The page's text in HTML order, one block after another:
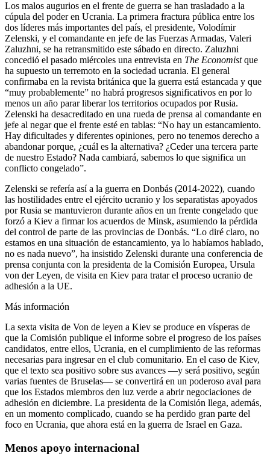
Los malos augurios en el frente de guerra se han trasladado a la
cúpula del poder en Ucrania. La primera fractura pública entre los
dos líderes más importantes del país, el presidente, Volodímir
Zelenski, y el comandante en jefe de las Fuerzas Armadas, Valeri
Zaluzhni, se ha retransmitido este sábado en directo. Zaluzhni
concedió el pasado miércoles una entrevista en The Economistque
ha supuesto un terremoto en la sociedad ucrania. El general
confirmaba en la revista británica que la guerra está estancada y que
“muy probablemente” no habrá progresos significativos en por lo
menos un año parar liberar los territorios ocupados por Rusia.
Zelenski ha desacreditado en una rueda de prensa al comandante en
jefe al negar que el frente esté en tablas: “No hay un estancamiento.
Hay dificultades y diferentes opiniones, pero no tenemos derecho a
abandonar porque, ¿cuál es la alternativa? ¿Ceder una tercera parte
de nuestro Estado? Nada cambiará, sabemos lo que significa un
conflicto congelado”.
Zelenski se refería así a la guerra en Donbás (2014-2022), cuando
las hostilidades entre el ejército ucranio y los separatistas apoyados
por Rusia se mantuvieron durante años en un frente congelado que
forzó a Kiev a firmar los acuerdos de Minsk, asumiendo la pérdida
del control de parte de las provincias de Donbás. “Lo diré claro, no
estamos en una situación de estancamiento, ya lo habíamos hablado,
no es nada nuevo”, ha insistido Zelenski durante una conferencia de
prensa conjunta con la presidenta de la Comisión Europea, Ursula
von der Leyen, de visita en Kiev para tratar el proceso ucranio de
adhesión a la UE.
Más información
La sexta visita de Von de leyen a Kiev se produce en vísperas de
que la Comisión publique el informe sobre el progreso de los países
candidatos, entre ellos, Ucrania, en el cumplimiento de las reformas
necesarias para ingresar en el club comunitario. En el caso de Kiev,
que el texto sea positivo sobre sus avances —y será positivo, según
varias fuentes de Bruselas— se convertirá en un poderoso aval para
que los Estados miembros den luz verde a abrir negociaciones de
adhesión en diciembre. La presidenta de la Comisión llega, además,
en un momento complicado, cuando se ha perdido gran parte del
foco en Ucrania, que ahora está en la guerra de Israel en Gaza.
Menos apoyo internacional